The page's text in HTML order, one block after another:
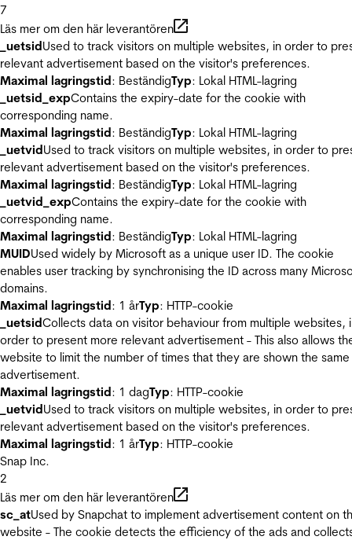
7
Läs mer om den här leverantören
_uetsidUsed to track visitors on multiple websites, in order to
relevant advertisement based on the visitor's preferences.
Maximal lagringstid: BeständigTyp: Lokal HTML-lagring
_uetsid_expContains the expiry-date for the cookie with
corresponding name.
Maximal lagringstid: BeständigTyp: Lokal HTML-lagring
_uetvidUsed to track visitors on multiple websites, in order to
relevant advertisement based on the visitor's preferences.
Maximal lagringstid: BeständigTyp: Lokal HTML-lagring
_uetvid_expContains the expiry-date for the cookie with
corresponding name.
Maximal lagringstid: BeständigTyp: Lokal HTML-lagring
MUIDUsed widely by Microsoft as a unique user ID. The cookie
enables user tracking by synchronising the ID across many
domains.
Maximal lagringstid: 1 årTyp: HTTP-cookie
_uetsidCollects data on visitor behaviour from multiple websites,
order to present more relevant advertisement - This also allows
website to limit the number of times that they are shown the same
advertisement.
Maximal lagringstid: 1 dagTyp: HTTP-cookie
_uetvidUsed to track visitors on multiple websites, in order to
relevant advertisement based on the visitor's preferences.
Maximal lagringstid: 1 årTyp: HTTP-cookie
Snap Inc.
2
Läs mer om den här leverantören
sc_atUsed by Snapchat to implement advertisement content on
website - The cookie detects the efficiency of the ads and